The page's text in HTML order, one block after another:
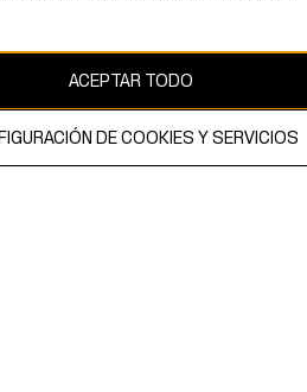
está protegido por copyright y es
ACEPTAR TODO
DE COOKIES Y SERVICIOS